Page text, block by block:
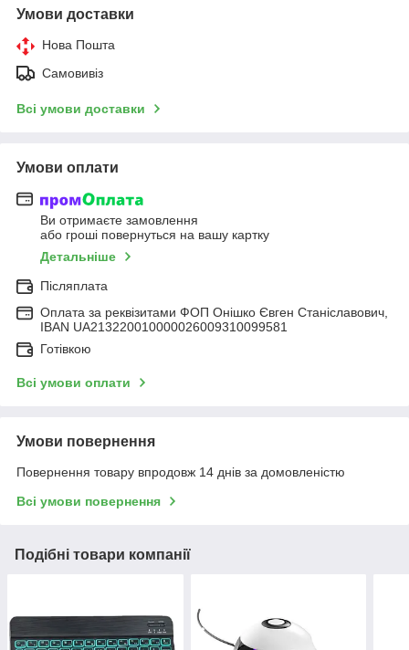
Умови доставки
Нова Пошта
Самовивіз
Всі умови доставки
Умови оплати
Ви отримаєте замовлення
або гроші повернуться на вашу картку
Детальніше
Післяплата
Оплата за реквізитами ФОП Онішко Євген Станіславович,
IBAN UA213220010000026009310099581
Готівкою
Всі умови оплати
Умови повернення
Повернення товару впродовж 14 днів за домовленістю
Всі умови повернення
Подібні товари компанії